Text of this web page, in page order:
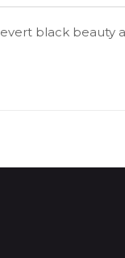
black beauty